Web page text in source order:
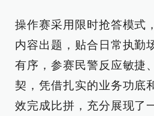
操作赛采用限时抢答模式
内容出题，贴合日常执勤
有序，参赛民警反应敏捷
契，凭借扎实的业务功底
效完成比拼，充分展现了